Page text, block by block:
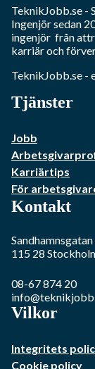
TeknikJobb.se -
Ingenjörsedan
ingenjör från
karriär och
TeknikJobb.se -
Tjänster
Jobb
Karriärtips
För
Kontakt
115 28
08-67 874 20
Vilkor
Integritets
Cookie policy